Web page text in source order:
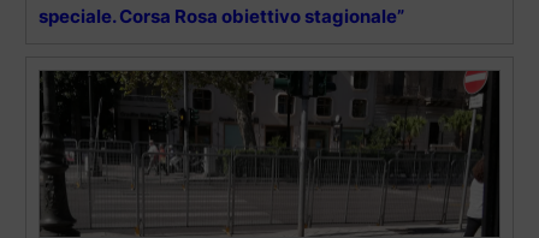
speciale. Corsa Rosa obiettivo stagionale”